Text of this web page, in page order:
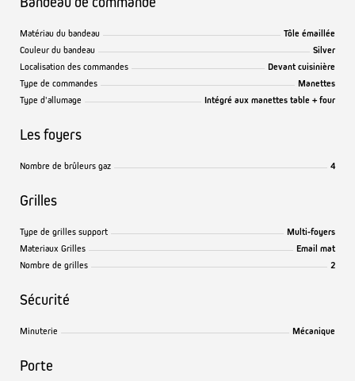
Matériau du bandeau
Tôle émaillée
Couleur du bandeau
Silver
Localisation des commandes
Devant cuisinière
Type de commandes
Manettes
Type d'allumage
Intégré aux manettes table + four
Les foyers
Nombre de brûleurs gaz 4
Grilles
Type de grilles support
Multi-foyers
Materiaux Grilles
Email mat
Nombre de grilles
2
Sécurité
Minuterie Mécanique
Porte